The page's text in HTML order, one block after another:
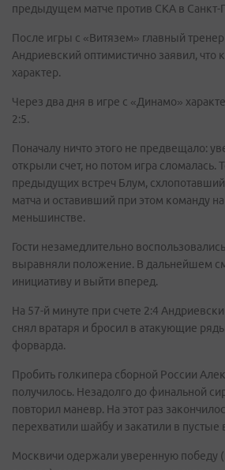
предыдущем матче против СКА в Санкт-
После игры с «Витязем» главный
Андриевский оптимистично заявил, что
характер.
Через два дня в игре с «Динамо»
2:5.
Поначалу ничто этого не предвещало:
открыли счет, но потом игра сломалась.
предыдущих встреч Блум,
матча и оставивший при этом команду
меньшинстве.
Гости незамедлительно
выравняли положение. В дальнейшем
инициативу и выйти вперед.
На 57-й минуте при счете 2:4
снял вратаря и бросил в атакующие
форварда.
Пробить голкипера сборной России
получилось. Незадолго до финальной
повторил маневр. На этот раз
перехватили шайбу и закатили в пустые
Москвичи одержали уверенную победу